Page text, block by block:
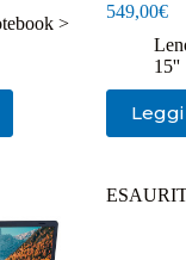
>
549,00€
15''